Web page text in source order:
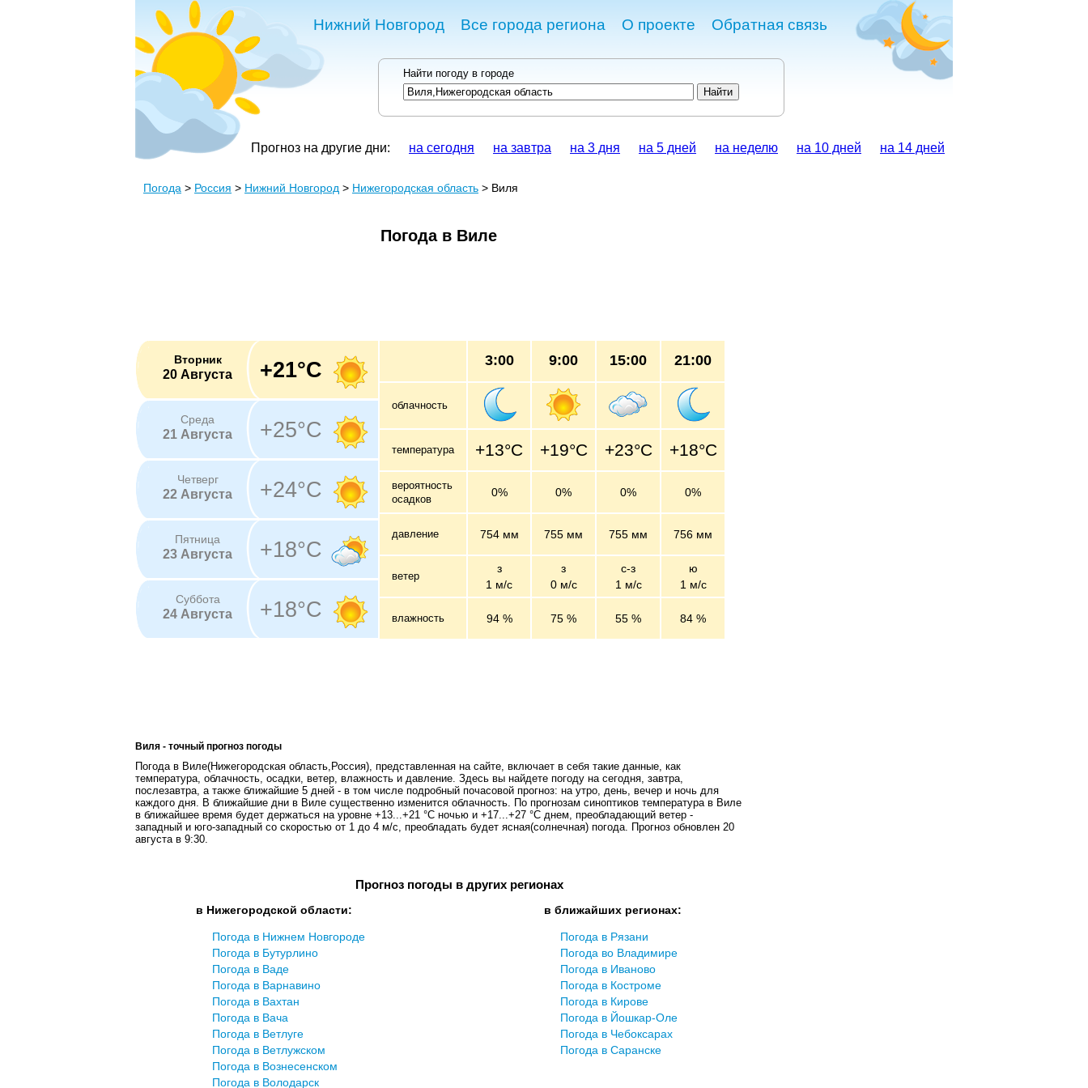
Нижний Новгород Все города региона О проекте Обратная связь
Найти погоду в городе
Прогноз на другие дни: на сегодня на завтра на 3 дня на 5 дней на неделю на 10 дней на 14 дней
Погода > Россия > Нижний Новгород > Нижегородская область > Виля
Погода в Виле
Вторник
20 Августа +21°C
Среда
21 Августа +25°C
Четверг
22 Августа +24°C
Пятница
23 Августа +18°C
Суббота
24 Августа +18°C
3:00 9:00 15:00 21:00
облачность
температура +13°C +19°C +23°C +18°C
вероятность
осадков
0% 0% 0% 0%
давление 754 мм 755 мм 755 мм 756 мм
ветер
з
1 м/c
з
0 м/c
с-з
1 м/c
ю
1 м/c
влажность 94 % 75 % 55 % 84 %
Виля - точный прогноз погоды
Погода в Виле(Нижегородская область,Россия), представленная на сайте, включает в себя такие данные, как
температура, облачность, осадки, ветер, влажность и давление. Здесь вы найдете погоду на сегодня, завтра,
послезавтра, а также ближайшие 5 дней - в том числе подробный почасовой прогноз: на утро, день, вечер и ночь для
каждого дня. В ближайшие дни в Виле существенно изменится облачность. По прогнозам синоптиков температура в Виле
в ближайшее время будет держаться на уровне +13...+21 °C ночью и +17...+27 °C днем, преобладающий ветер -
западный и юго-западный со скоростью от 1 до 4 м/с, преобладать будет ясная(солнечная) погода. Прогноз обновлен 20
августа в 9:30.
Прогноз погоды в других регионах
в Нижегородской области:
Погода в Нижнем Новгороде
Погода в Бутурлинo
Погода в Ваде
Погода в Варнавинo
Погода в Вахтан
Погода в Вача
Погода в Ветлуге
Погода в Ветлужском
Погода в Вознесенском
Погода в Володарск
в ближайших регионах:
Погода в Рязани
Погода во Владимире
Погода в Ивановo
Погода в Костроме
Погода в Кирове
Погода в Йошкар-Оле
Погода в Чебоксарах
Погода в Саранске